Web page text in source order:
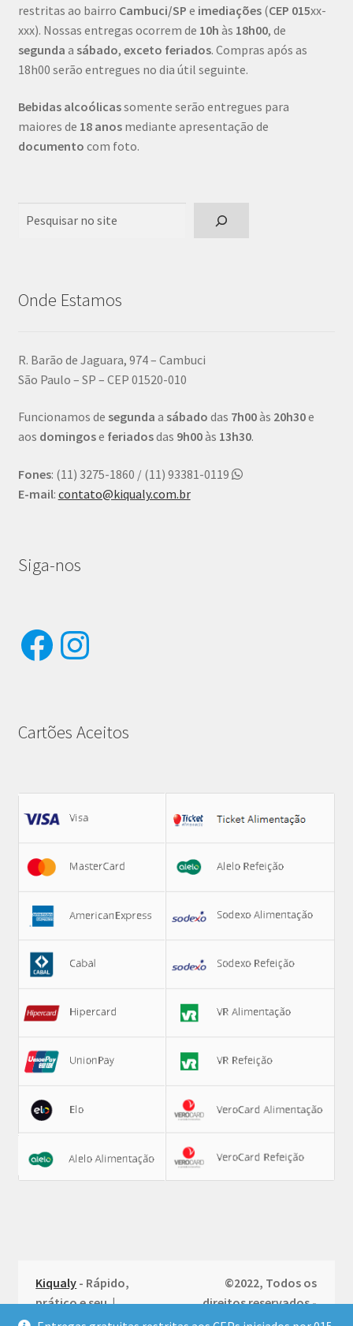
restritas ao bairro Cambuci/SP e imediações(CEP 015xx-
xxx). Nossas entregas ocorrem de 10h às 18h00, de
segunda a sábado, exceto feriados. Compras após as
18h00 serão entregues no dia útil seguinte.
Bebidas alcoólicassomente serão entregues para
maiores de 18 anosmediante apresentação de
documento com foto.
Onde Estamos
R. Barão de Jaguara, 974 – Cambuci
São Paulo – SP – CEP 01520-010
Funcionamos de segunda a sábado das 7h00às 20h30e
aos domingose feriadosdas 9h00às 13h30.
Fones: (11) 3275-1860 / (11) 93381-0119
E-mail: contato@kiqualy.com.br
Siga-nos
Facebook
Instagram
Cartões Aceitos
Kiqualy - Rápido,
prático e seu |
Política de
©2022, Todos os
direitos reservados -
Produzido por